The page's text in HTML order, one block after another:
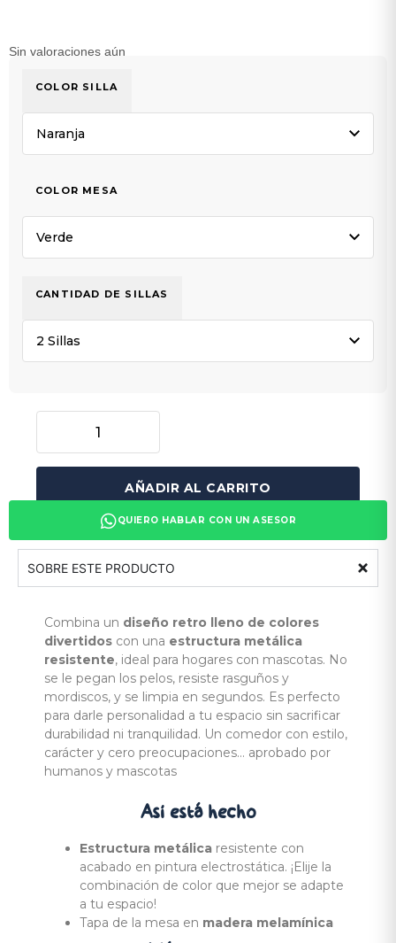
Sin valoraciones aún
COLOR SILLA
COLOR MESA
CANTIDAD DE SILLAS
AÑADIR AL CARRITO
QUIERO HABLAR CON UN ASESOR
SOBRE ESTE PRODUCTO
Combina un diseño retro lleno de colores
divertidos con una estructura metálica
resistente, ideal para hogares con mascotas. No
se le pegan los pelos, resiste rasguños y
mordiscos, y se limpia en segundos. Es perfecto
para darle personalidad a tu espacio sin sacrificar
durabilidad ni tranquilidad. Un comedor con estilo,
carácter y cero preocupaciones… aprobado por
humanos y mascotas
Así está hecho
Estructura metálica resistente con
acabado en pintura electrostática. ¡Elije la
combinación de color que mejor se adapte
a tu espacio!
Tapa de la mesa en madera melamínica